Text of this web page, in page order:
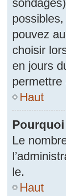
pouvez
choisir
en jours
permettre
Haut
Le
le.
Haut